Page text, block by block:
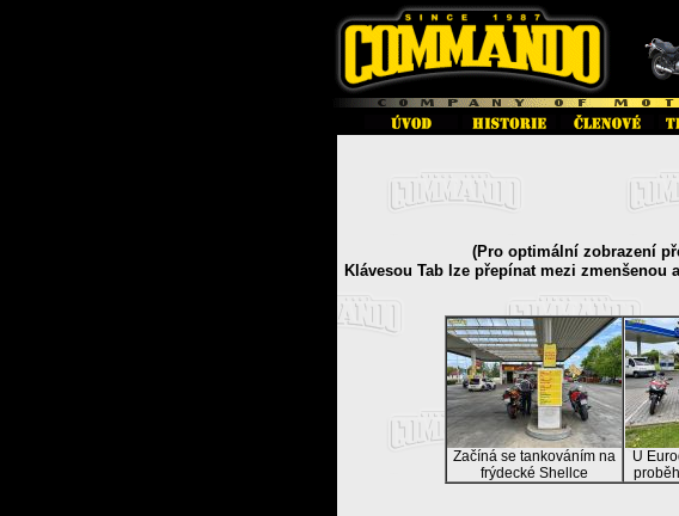
(Pro optimální zobrazení
Klávesou Tab lze přepínat mezi
Začíná se tankováním na
frýdecké Shellce
U